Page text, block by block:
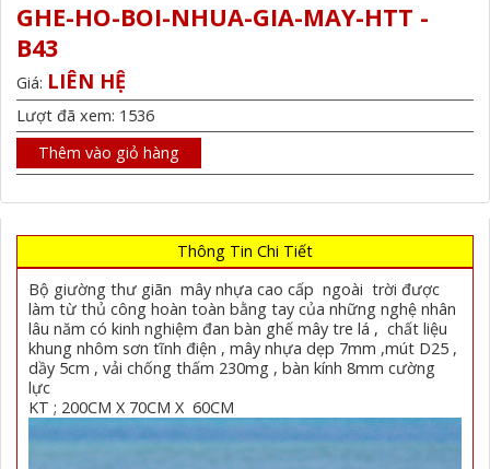
GHE-HO-BOI-NHUA-GIA-MAY-HTT -
B43
Giá: LIÊN HỆ
Lượt đã xem: 1536
Thêm vào giỏ hàng
Thông Tin Chi Tiết
Bộ giường thư giãn mây nhựa cao cấp ngoài trời được
làm từ thủ công hoàn toàn bằng tay của những nghệ nhân
lâu năm có kinh nghiệm đan bàn ghế mây tre lá , chất liệu
khung nhôm sơn tĩnh điện , mây nhựa dẹp 7mm ,mút D25 ,
dầy 5cm , vải chống thấm 230mg , bàn kính 8mm cường
lực
KT ; 200CM X 70CM X 60CM